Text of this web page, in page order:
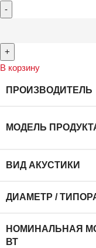
В корзину
ПРОИЗВОДИТЕЛЬ
МОДЕЛЬ
ВИД АКУСТИКИ
ДИАМЕТР /
НОМИНАЛЬНАЯ
ВТ